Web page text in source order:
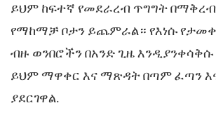
ይህም ከፍተኛ የመደራረብ ጥግግት በማቅረብ
የማከማቻ ቦታን ይጨምራል። የእነሱ
ብዙ ወንበሮችን በአንድ ጊዜ
ይህም ማዋቀር እና ማጽዳት በጣም ፈጣን
ያደርገዋል.